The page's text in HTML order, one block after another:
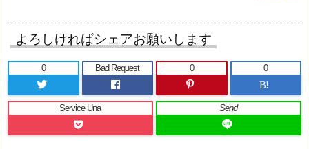
よろしければシェアお願いします
0 Bad Request
0
B!
0
Service Una Send